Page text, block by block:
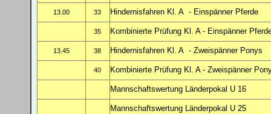
13.00 33 Hindernisfahren Kl. A - Einspänner Pferde
35 Kombinierte Prüfung Kl. A - Einspänner
13.45 38 Hindernisfahren Kl. A - Zweispänner Ponys
40 Kombinierte Prüfung Kl. A - Zweispänner
Mannschaftswertung Länderpokal U 16
Mannschaftswertung Länderpokal U 25